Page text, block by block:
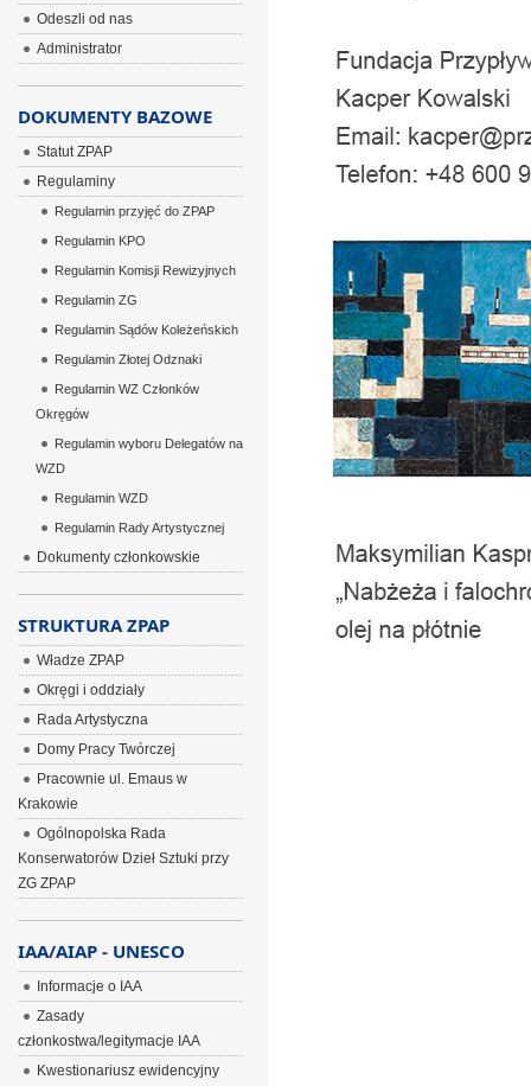
Odeszli od nas
Administrator
DOKUMENTY BAZOWE
Statut ZPAP
Regulaminy
Regulamin przyjęć do ZPAP
Regulamin KPO
Regulamin Komisji Rewizyjnych
Regulamin ZG
Regulamin Sądów Koleżeńskich
Regulamin Złotej Odznaki
Regulamin WZ Członków
Okręgów
Regulamin wyboru Delegatów na
WZD
Regulamin WZD
Regulamin Rady Artystycznej
Dokumenty członkowskie
STRUKTURA ZPAP
Władze ZPAP
Okręgi i oddziały
Rada Artystyczna
Domy Pracy Twórczej
Pracownie ul. Emaus w
Krakowie
Ogólnopolska Rada
Konserwatorów Dzieł Sztuki przy
ZG ZPAP
IAA/AIAP - UNESCO
Informacje o IAA
Zasady
członkostwa/legitymacje IAA
Kwestionariusz ewidencyjny